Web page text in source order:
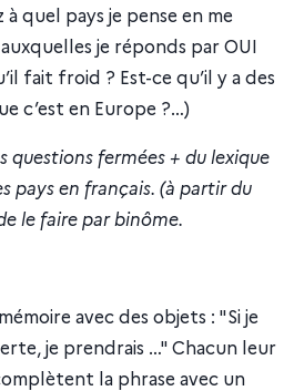
à quel pays je pense en me
je réponds par OUI
fait froid ? Est-ce qu’il y a des
c’est en Europe ?…)
questions fermées + du lexique
pays en français. (à partir du
le faire par binôme.
avec des objets : "Si je
je prendrais …" Chacun leur
la phrase avec un